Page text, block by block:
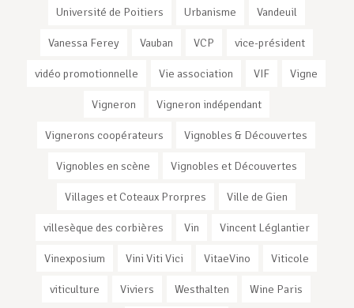
Université de Poitiers Urbanisme Vandeuil
Vanessa Ferey Vauban VCP vice-président
vidéo promotionnelle Vie association VIF Vigne
Vigneron Vigneron indépendant
Vignerons coopérateurs Vignobles & Découvertes
Vignobles en scène Vignobles et Découvertes
Villages et Coteaux Prorpres Ville de Gien
villesèque des corbières Vin Vincent Léglantier
Vinexposium Vini Viti Vici VitaeVino Viticole
viticulture Viviers Westhalten Wine Paris